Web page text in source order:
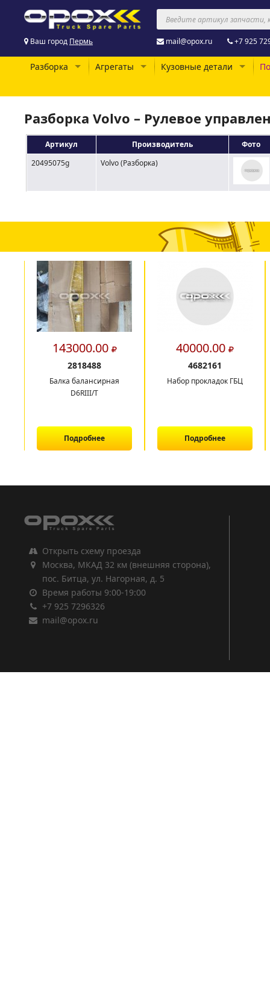
Ваш город Пермь mail@opox.ru +7 925
Разборка Агрегаты Кузовные детали
Разборка Volvo – Рулевое
Артикул Производитель
Фото
20495075g
Volvo (Разборка)
143000.00
2818488
Балка балансирная
D6RIII/T
Подробнее
40000.00
4682161
Набор прокладок ГБЦ
Подробнее
Открыть схему проезда
Москва, МКАД 32 км (внешняя сторона),
пос. Битца, ул. Нагорная, д. 5
Время работы 9:00-19:00
+7 925 7296326
mail@opox.ru